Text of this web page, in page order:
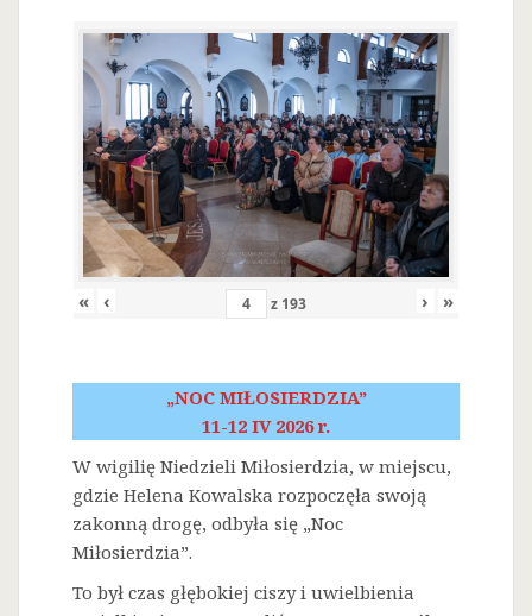
« ‹ z 193 › »
„NOC MIŁOSIERDZIA”
11-12 IV 2026 r.
W wigilię Niedzieli Miłosierdzia, w miejscu,
gdzie Helena Kowalska rozpoczęła swoją
zakonną drogę, odbyła się „Noc
Miłosierdzia”.
To był czas głębokiej ciszy i uwielbienia